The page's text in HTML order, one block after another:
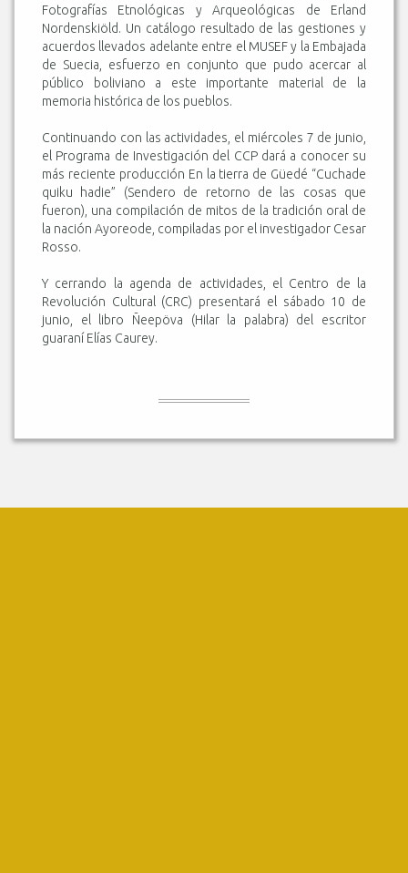
Fotografías Etnológicas y Arqueológicas de Erland
Nordenskiöld. Un catálogo resultado de las gestiones y
acuerdos llevados adelante entre el MUSEF y la Embajada
de Suecia, esfuerzo en conjunto que pudo acercar al
público boliviano a este importante material de la
memoria histórica de los pueblos.
Continuando con las actividades, el miércoles 7 de junio,
el Programa de Investigación del CCP dará a conocer su
más reciente producción En la tierra de Güedé “Cuchade
quiku hadie” (Sendero de retorno de las cosas que
fueron), una compilación de mitos de la tradición oral de
la nación Ayoreode, compiladas por el investigador Cesar
Rosso.
Y cerrando la agenda de actividades, el Centro de la
Revolución Cultural (CRC) presentará el sábado 10 de
junio, el libro Ñeepöva (Hilar la palabra) del escritor
guaraní Elías Caurey.